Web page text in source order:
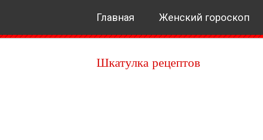
Главная Женский гороскоп
Шкатулка рецептов